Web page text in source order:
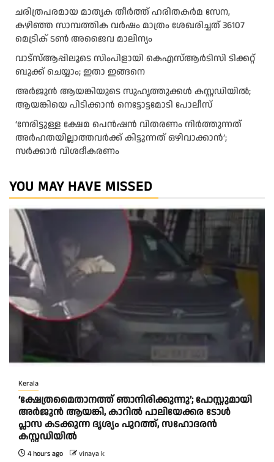
ചരിത്രപരമായ മാതൃക തീര്‍ത്ത് ഹരിതകര്‍മ സേന,
കഴിഞ്ഞ സാമ്പത്തിക വര്‍ഷം മാത്രം ശേഖരിച്ചത് 36107
മെട്രിക് ടണ്‍ അജൈവ മാലിന്യം
വാട്‌സ്ആപ്പിലൂടെ സിംപിളായി കെഎസ്ആര്‍ടിസി ടിക്കറ്റ്
ബുക്ക് ചെയ്യാം; ഇതാ ഇങ്ങനെ
അർജുൻ ആയങ്കിയുടെ സുഹൃത്തുക്കൾ കസ്റ്റഡിയിൽ;
ആയങ്കിയെ പിടിക്കാൻ നെട്ടോട്ടമോടി പോലീസ്
‘നേരിട്ടുള്ള ക്ഷേമ പെൻഷൻ വിതരണം നി‍‍ർത്തുന്നത്
അർഹതയില്ലാത്തവർക്ക് കിട്ടുന്നത് ഒഴിവാക്കാൻ’;
സർക്കാ‍ർ വിശദീകരണം
YOU MAY HAVE MISSED
Kerala
‘ക്ഷേത്രമൈതാനത്ത് ഞാനിരിക്കുന്നു’; പോസ്റ്റുമായി
അർജുൻ ആയങ്കി, കാറിൽ പാലിയേക്കര ടോൾ
പ്ലാസ കടക്കുന്ന ദൃശ്യം പുറത്ത്, സഹോദരൻ
കസ്റ്റഡിയിൽ
4 hours ago vinaya k